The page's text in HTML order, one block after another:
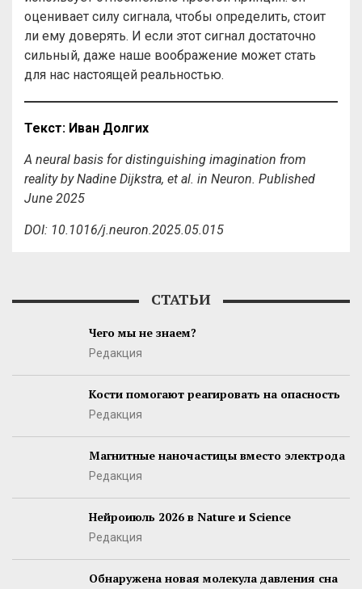
оценивает силу сигнала, чтобы определить, стоит
ли ему доверять. И если этот сигнал достаточно
сильный, даже наше воображение может стать
для нас настоящей реальностью.
Текст: Иван Долгих
A neural basis for distinguishing imagination from
reality by Nadine Dijkstra, et al. in Neuron. Published
June 2025
DOI: 10.1016/j.neuron.2025.05.015
СТАТЬИ
Чего мы не знаем?
Редакция
Кости помогают реагировать на опасность
Редакция
Магнитные наночастицы вместо электрода
Редакция
Нейроиюль 2026 в Nature и Science
Редакция
Обнаружена новая молекула давления сна